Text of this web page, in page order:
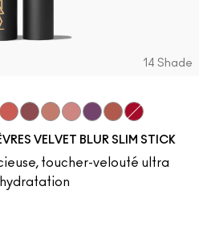
14 Shade
To ChiliBuzz
VELVET BLUR SLIM STICK
toucher-velouté ultra